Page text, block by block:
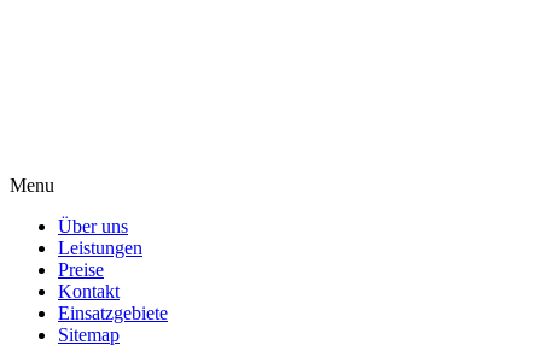
Menu
Über uns
Leistungen
Preise
Kontakt
Einsatzgebiete
Sitemap